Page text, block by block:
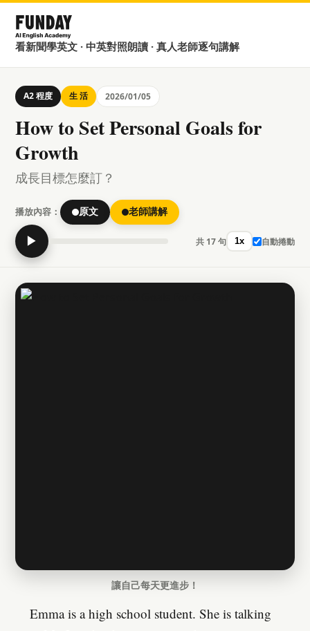
看新聞學英文 · 中英對照朗讀 · 真人老師逐句講解
A2 程度 生 活 2026/01/05
How to Set Personal Goals for
Growth
成長目標怎麼訂？
播放內容： 原文 老師講解
▶ 共 17 句 1x 自動捲動
讓自己每天更進步！
Emma is a high school student. She is talking